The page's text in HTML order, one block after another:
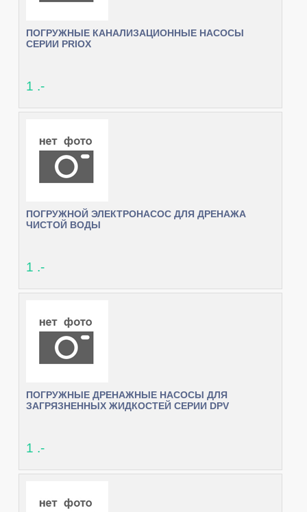
ПОГРУЖНЫЕ КАНАЛИЗАЦИОННЫЕ НАСОСЫ
СЕРИИ PRIOX
1 .-
ПОГРУЖНОЙ ЭЛЕКТРОНАСОС ДЛЯ ДРЕНАЖА
ЧИСТОЙ ВОДЫ
1 .-
ПОГРУЖНЫЕ ДРЕНАЖНЫЕ НАСОСЫ ДЛЯ
ЗАГРЯЗНЕННЫХ ЖИДКОСТЕЙ СЕРИИ DPV
1 .-